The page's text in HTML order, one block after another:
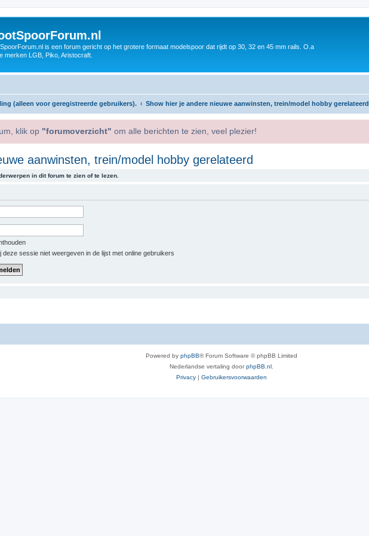
is een forum gericht op het grotere formaat modelspoor dat rijdt op 30, 32 en 45 mm rails. O.a
merken LGB, Piko, Aristocraft.
(alleen voor geregistreerde gebruikers). Show hier je andere nieuwe aanwinsten, trein/model hobby gerelateerd
klik op "forumoverzicht" om alle berichten te zien, veel plezier!
aanwinsten, trein/model hobby gerelateerd
in dit forum te zien of te lezen.
deze sessie niet weergeven in de lijst met online gebruikers
Powered by phpBB® Forum Software © phpBB Limited
Nederlandse vertaling doorphpBB.nl.
Privacy | Gebruikersvoorwaarden